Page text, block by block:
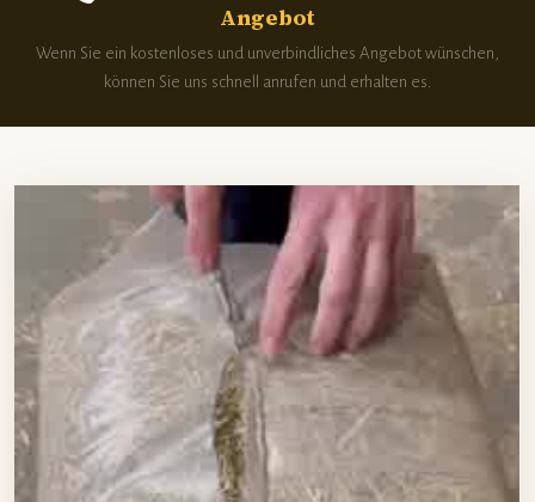
Angebot
Wenn Sie ein kostenloses und unverbindliches Angebot wünschen,
können Sie uns schnell anrufen und erhalten es.